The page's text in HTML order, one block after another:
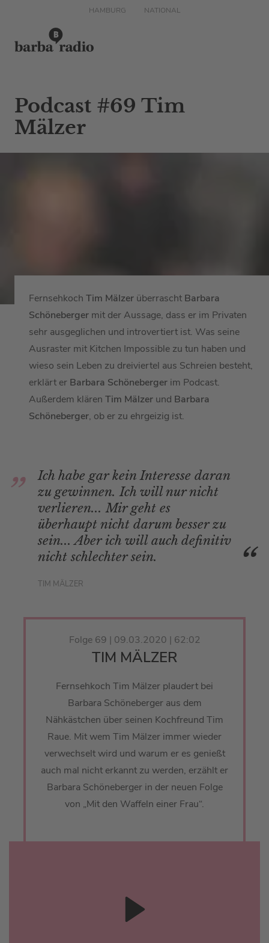
HAMBURG NATIONAL
Podcast #69 Tim
Mälzer
Fernsehkoch Tim Mälzer überrascht Barbara
Schöneberger mit der Aussage, dass er im Privaten
sehr ausgeglichen und introvertiert ist. Was seine
Ausraster mit Kitchen Impossible zu tun haben und
wieso sein Leben zu dreiviertel aus Schreien besteht,
erklärt er Barbara Schöneberger im Podcast.
Außerdem klären Tim Mälzer und Barbara
Schöneberger, ob er zu ehrgeizig ist.
Ich habe gar kein Interesse daran
zu gewinnen. Ich will nur nicht
verlieren... Mir geht es
überhaupt nicht darum besser zu
sein... Aber ich will auch definitiv
nicht schlechter sein.
TIM MÄLZER
Folge 69 | 09.03.2020 | 62:02
TIM MÄLZER
Fernsehkoch Tim Mälzer plaudert bei
Barbara Schöneberger aus dem
Nähkästchen über seinen Kochfreund Tim
Raue. Mit wem Tim Mälzer immer wieder
verwechselt wird und warum er es genießt
auch mal nicht erkannt zu werden, erzählt er
Barbara Schöneberger in der neuen Folge
von „Mit den Waffeln einer Frau“.